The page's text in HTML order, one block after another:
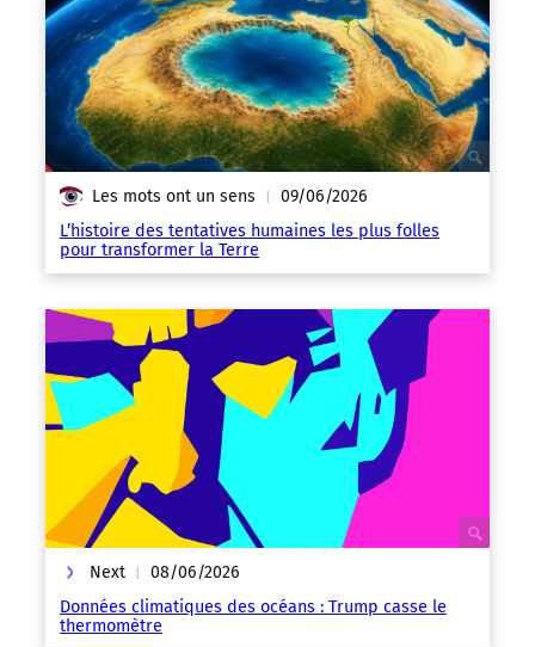
Les mots ont un sens | 09/06/2026
L’histoire des tentatives humaines les plus folles
pour transformer la Terre
Next | 08/06/2026
Données climatiques des océans : Trump casse le
thermomètre